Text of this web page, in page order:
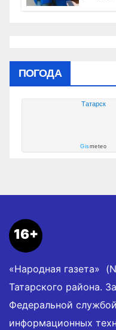
ПОГОДА
Татарск
Gismeteo
16+
«Народная газета»
Татарского района.
Федеральной
информационных